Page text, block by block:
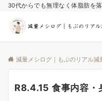
30代からでも無理なく体脂肪を
減量メシログ｜もぶのリアル減
R8.4.15 食事内容・